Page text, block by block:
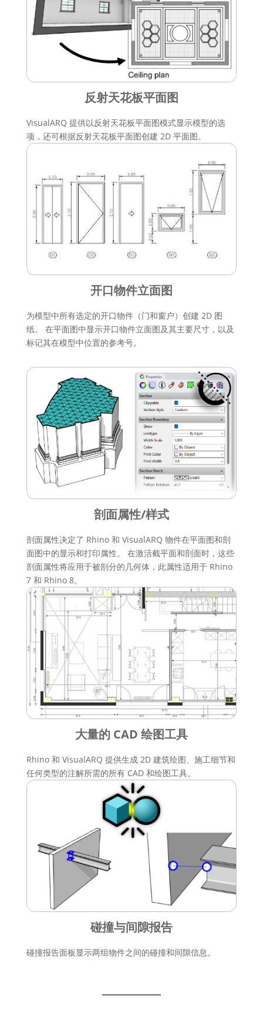
反射天花板平面图
VisualARQ 提供以反射天花板平面图模式显示模型的选
项，还可根据反射天花板平面图创建 2D 平面图。
开口物件立面图
为模型中所有选定的开口物件（门和窗户）创建 2D 图
纸。 在平面图中显示开口物件立面图及其主要尺寸，以及
标记其在模型中位置的参考号。
剖面属性/样式
剖面属性决定了 Rhino 和 VisualARQ 物件在平面图和剖
面图中的显示和打印属性。 在激活截平面和剖面时，这些
剖面属性将应用于被剖分的几何体，此属性适用于 Rhino
7 和 Rhino 8。
大量的 CAD 绘图工具
Rhino 和 VisualARQ 提供生成 2D 建筑绘图、施工细节和
任何类型的注解所需的所有 CAD 和绘图工具。
碰撞与间隙报告
碰撞报告面板显示两组物件之间的碰撞和间隙信息。